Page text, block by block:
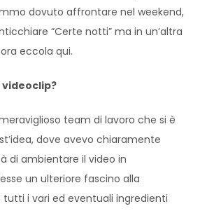
dovuto affrontare nel weekend,
“Certe notti” ma in un’altra
eccola qui.
videoclip?
team di lavoro che si è
dove avevo chiaramente
di ambientare il video in
un ulteriore fascino alla
tutti i vari ed eventuali ingredienti